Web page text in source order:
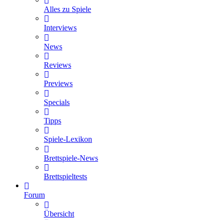
Alles zu Spiele
Interviews
News
Reviews
Previews
Specials
Tipps
Spiele-Lexikon
Brettspiele-News
Brettspieltests
Forum
Übersicht